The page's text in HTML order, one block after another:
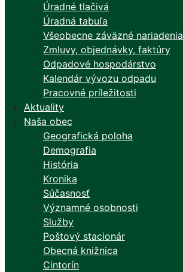
Úradné tlačivá
Úradná tabuľa
Všeobecne záväzné nariadenia
Zmluvy, objednávky, faktúry
Odpadové hospodárstvo
Kalendár vývozu odpadu
Pracovné príležitosti
Aktuality
Naša obec
Geografická poloha
Demografia
História
Kronika
Súčasnosť
Významné osobnosti
Služby
Poštový stacionár
Obecná knižnica
Cintorín